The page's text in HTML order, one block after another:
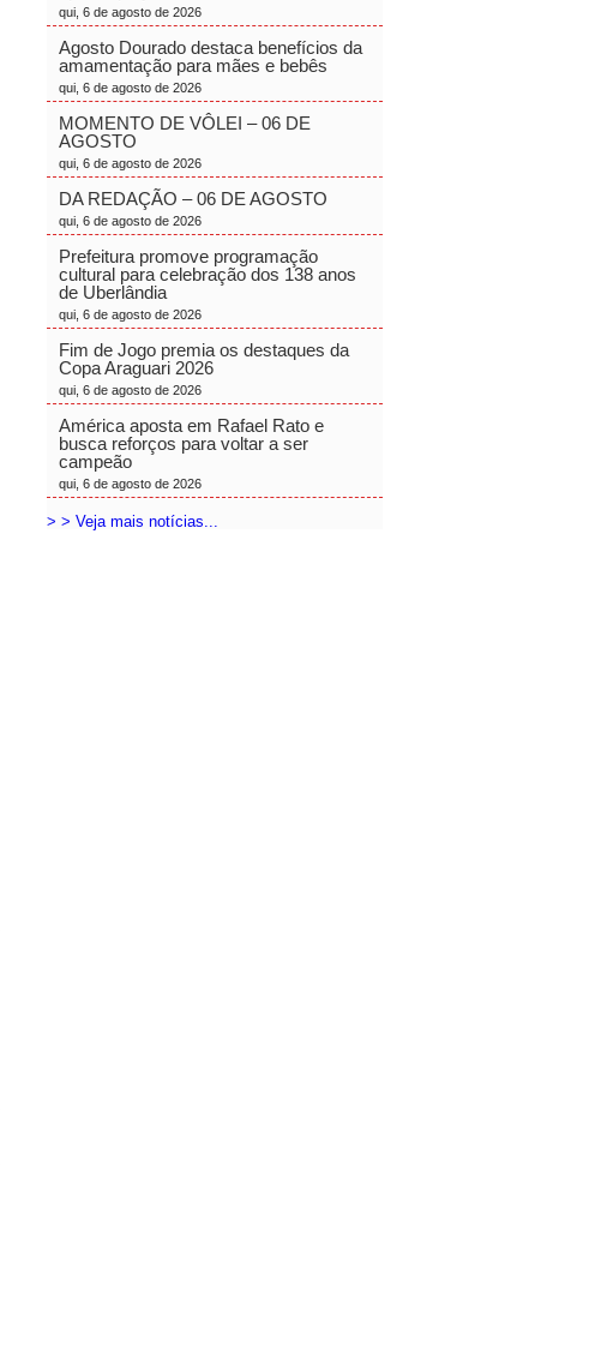
qui, 6 de agosto de 2026
Agosto Dourado destaca benefícios da
amamentação para mães e bebês
qui, 6 de agosto de 2026
MOMENTO DE VÔLEI – 06 DE
AGOSTO
qui, 6 de agosto de 2026
DA REDAÇÃO – 06 DE AGOSTO
qui, 6 de agosto de 2026
Prefeitura promove programação
cultural para celebração dos 138 anos
de Uberlândia
qui, 6 de agosto de 2026
Fim de Jogo premia os destaques da
Copa Araguari 2026
qui, 6 de agosto de 2026
América aposta em Rafael Rato e
busca reforços para voltar a ser
campeão
qui, 6 de agosto de 2026
> > Veja mais notícias...